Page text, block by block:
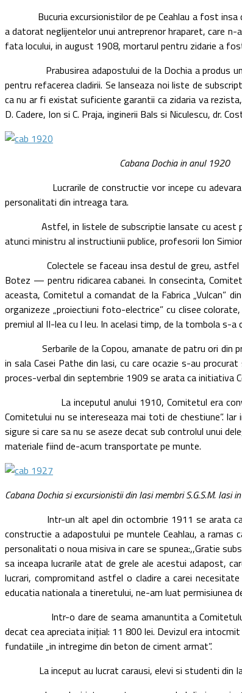
Bucuria excursionistilor de pe Ceahlau a fost insa
a datorat neglijentelor unui antreprenor hraparet, care
fata locului, in august 1908, mortarul pentru zidarie a
Prabusirea adapostului de la Dochia a produs un
pentru refacerea cladirii. Se lanseaza noi liste de
ca nu ar fi existat suficiente garantii ca zidaria va
D. Cadere, Ion si C. Praja, inginerii Bals si Niculescu, dr.
Cabana Dochia in anul 1920
Lucrarile de constructie vor incepe cu adevarat
personalitati din intreaga tara.
Astfel, in listele de subscriptie lansate cu acest
atunci ministru al instructiunii publice, profesorii Ion
Colectele se faceau insa destul de greu, astfel ca
Botez — pentru ridicarea cabanei. In consecinta,
aceasta, Comitetul a comandat de la Fabrica „Vulcan”
organizeze „proiectiuni foto-electrice” cu clisee
premiul al II-lea cu l leu. In acelasi timp, de la tombola s-a
Serbarile de la Copou, amanate de patru ori din
in sala Casei Pathe din Iasi, cu care ocazie s-au
proces-verbal din septembrie 1909 se arata ca initiativa
La inceputul anului 1910, Comitetul era convocat
Comitetului nu se intereseaza mai toti de chestiune”.
sigure si care sa nu se aseze decat sub controlul unui
materiale fiind de-acum transportate pe munte.
Cabana Dochia si excursionistii din Iasi membri S.G.S.M. Iasi
Intr-un alt apel din octombrie 1911 se arata ca,,din
constructie a adapostului pe muntele Ceahlau, a
personalitati o noua misiva in care se spunea:,,Gratie
sa inceapa lucrarile atat de grele ale acestui adapost,
lucrari, compromitand astfel o cladire a carei
educatia nationala a tineretului, ne-am luat permisiunea
Intr-o dare de seama amanuntita a Comitetului, in
decat cea apreciata iniţial: 11 800 lei. Devizul era
fundatiile „in intregime din beton de ciment armat”.
La inceput au lucrat carausi, elevi si studenti din Iasi,